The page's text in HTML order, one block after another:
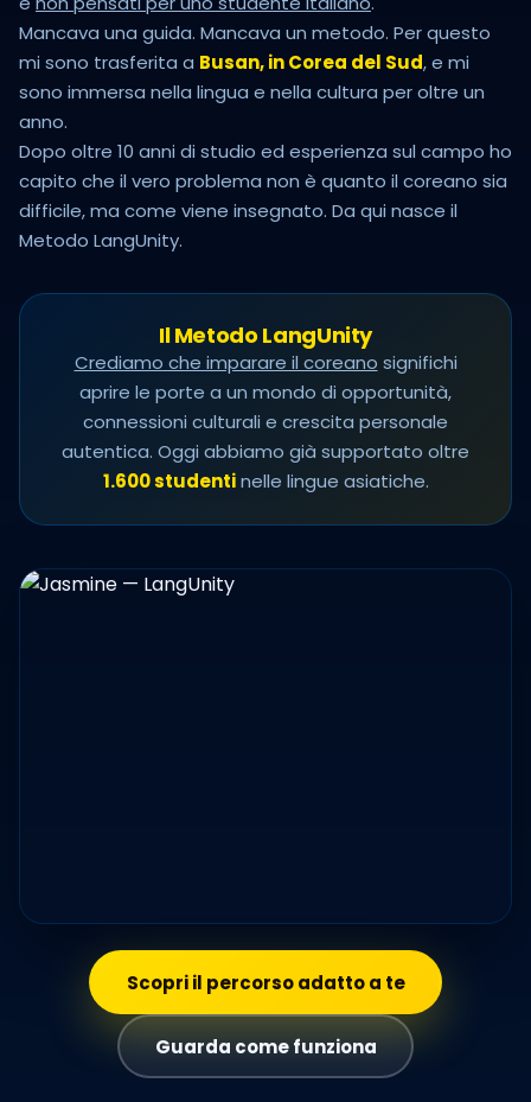
Mancava una guida. Mancava un metodo. Per questo
mi sono trasferita a Busan, in Corea del Sud, e mi
sono immersa nella lingua e nella cultura per oltre un
anno.
Dopo oltre 10 anni di studio ed esperienza sul campo ho
capito che il vero problema non è quanto il coreano sia
difficile, ma come viene insegnato. Da qui nasce il
Metodo LangUnity.
Il Metodo LangUnity
Crediamo che imparare il coreano significhi
aprire le porte a un mondo di opportunità,
connessioni culturali e crescita personale
autentica. Oggi abbiamo già supportato oltre
1.600 studentinelle lingue asiatiche.
Scopri il percorso adatto a te
Guarda come funziona